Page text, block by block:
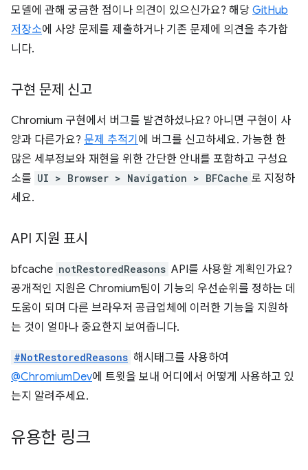
모델에 관해 궁금한 점이나 의견이 있으신가요? 해당 GitHub
저장소에 사양 문제를 제출하거나 기존 문제에 의견을 추가합
니다.
구현 문제 신고
Chromium 구현에서 버그를 발견하셨나요? 아니면 구현이 사
양과 다른가요? 문제 추적기 에 버그를 신고하세요. 가능한 한
많은 세부정보와 재현을 위한 간단한 안내를 포함하고 구성요
소를 UI > Browser > Navigation > BFCache 로 지정하
세요.
API 지원 표시
bfcache notRestoredReasons API를 사용할 계획인가요?
공개적인 지원은 Chromium팀이 기능의 우선순위를 정하는 데
도움이 되며 다른 브라우저 공급업체에 이러한 기능을 지원하
는 것이 얼마나 중요한지 보여줍니다.
#NotRestoredReasons 해시태그를 사용하여
@ChromiumDev에 트윗을 보내 어디에서 어떻게 사용하고 있
는지 알려주세요.
유용한 링크